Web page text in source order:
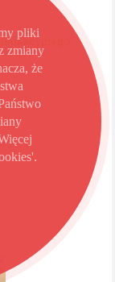
pliki
zmiany
że